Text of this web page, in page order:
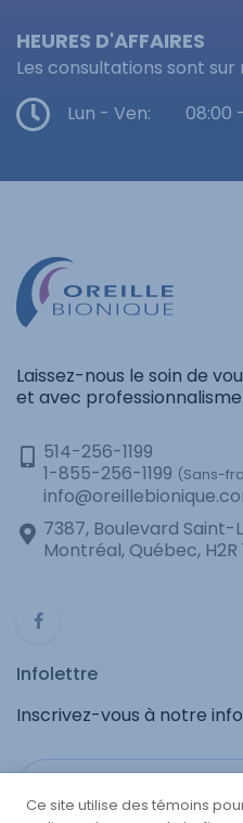
HEURES D'AFFAIRES
Les consultations sont
Lun - Ven:
08:00
Laissez-nous le soin de
et avec professionnalisme.
514-256-1199
1-855-256-1199 (Sans-
7387, Boulevard Saint-
Montréal, Québec, H2R
Infolettre
Inscrivez-vous à notre
Ce site utilise des témoins